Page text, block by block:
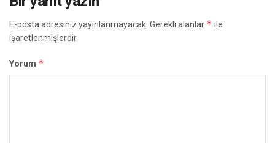
E-posta adresiniz yayınlanmayacak. Gerekli alanlar * ile
işaretlenmişlerdir
Yorum *